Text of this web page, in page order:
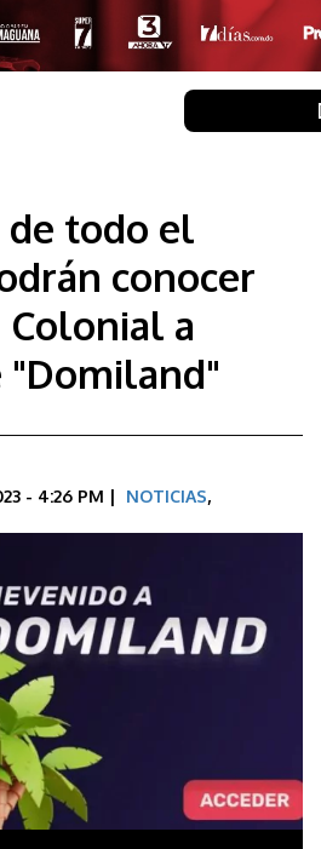
de todo el
conocer
Colonial a
"Domiland"
- 4:26 PM | NOTICIAS,